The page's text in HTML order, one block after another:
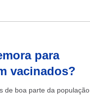
para
vacinados?
de boa parte da população